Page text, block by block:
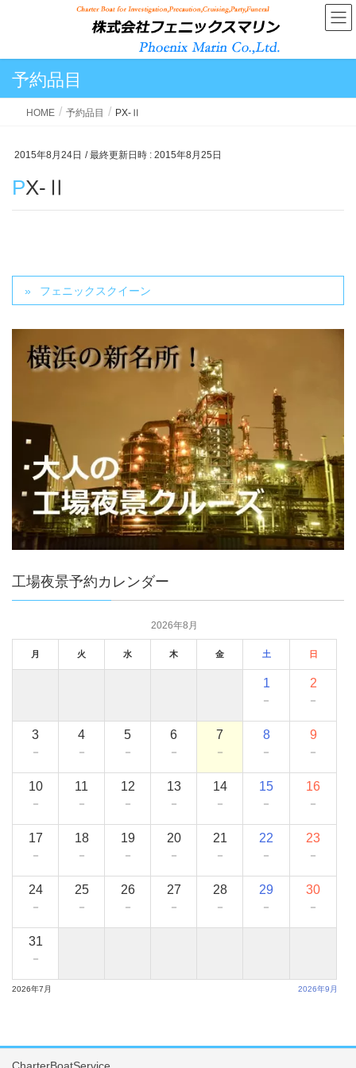
予約品目
HOME 予約品目 PX-Ⅱ
2015年8月24日 / 最終更新日時 : 2015年8月25日
PX-Ⅱ
フェニックスクイーン
工場夜景予約カレンダー
2026年8月
月 火 水 木 金 土 日
1
－
2
－
3
－
4
－
5
－
6
－
7
－
8
－
9
－
10
－
11
－
12
－
13
－
14
－
15
－
16
－
17
－
18
－
19
－
20
－
21
－
22
－
23
－
24
－
25
－
26
－
27
－
28
－
29
－
30
－
31
－
2026年7月 2026年9月